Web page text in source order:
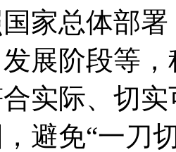
家总体部
展阶段等
实际、切
避免“一刀